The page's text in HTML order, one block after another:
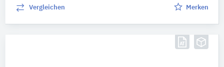
Vergleichen Merken